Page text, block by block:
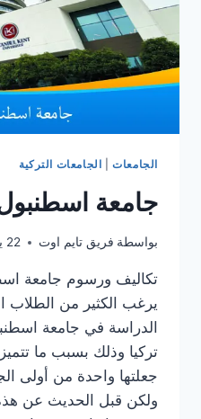
الجامعات| الجامعات التركية
جامعة
بواسطة فريق تايم اوت 22 يوليو، 2024
تكاليف ورسوم جامعة
يرغب الكثير من الطلاب
الدراسة في جامعة
تركيا وذلك بسبب ما
جعلتها واحدة من أولى
ولكن قبل الحديث عن هذه